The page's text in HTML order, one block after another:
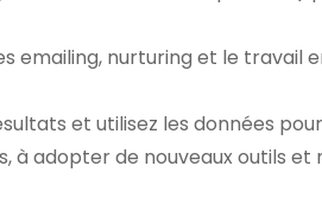
emailing, nurturing et le travail
et utilisez les données
à adopter de nouveaux outils